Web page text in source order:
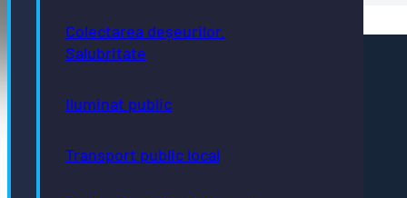
Colectarea deșeurilor.
Salubritate
Iluminat public
Transport public local